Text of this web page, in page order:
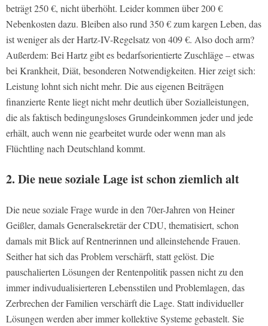
beträgt 250 €, nicht überhöht. Leider kommen über 200 €
Nebenkosten dazu. Bleiben also rund 350 € zum kargen Leben, das
ist weniger als der Hartz-IV-Regelsatz von 409 €. Also doch arm?
Außerdem: Bei Hartz gibt es bedarfsorientierte Zuschläge – etwas
bei Krankheit, Diät, besonderen Notwendigkeiten. Hier zeigt sich:
Leistung lohnt sich nicht mehr. Die aus eigenen Beiträgen
finanzierte Rente liegt nicht mehr deutlich über Sozialleistungen,
die als faktisch bedingungsloses Grundeinkommen jeder und jede
erhält, auch wenn nie gearbeitet wurde oder wenn man als
Flüchtling nach Deutschland kommt.
2. Die neue soziale Lage ist schon ziemlich alt
Die neue soziale Frage wurde in den 70er-Jahren von Heiner
Geißler, damals Generalsekretär der CDU, thematisiert, schon
damals mit Blick auf Rentnerinnen und alleinstehende Frauen.
Seither hat sich das Problem verschärft, statt gelöst. Die
pauschalierten Lösungen der Rentenpolitik passen nicht zu den
immer indivudualisierteren Lebensstilen und Problemlagen, das
Zerbrechen der Familien verschärft die Lage. Statt individueller
Lösungen werden aber immer kollektive Systeme gebastelt. Sie